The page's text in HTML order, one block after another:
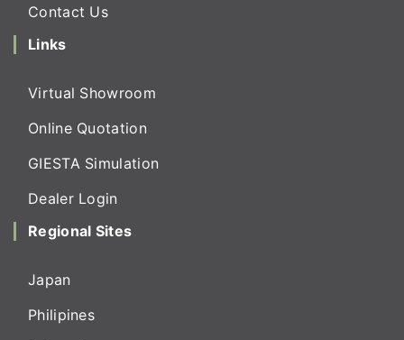
Contact Us
Links
Virtual Showroom
Online Quotation
GIESTA Simulation
Dealer Login
Regional Sites
Japan
Philipines